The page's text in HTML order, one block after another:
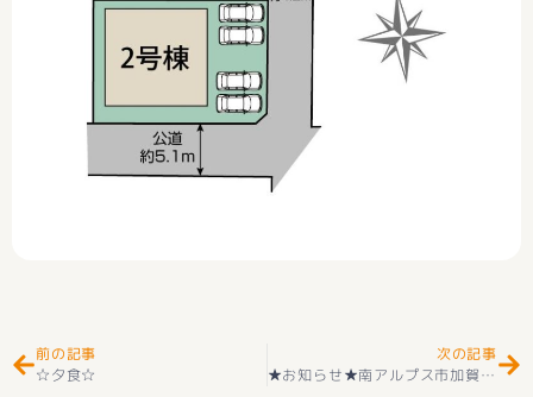
前の記事
☆夕食☆
次の記事
★お知らせ★南アルプス市加賀美 新価格2980万円 新築建売住宅（オール電化＋サンルーム付き）住宅 好評販売中